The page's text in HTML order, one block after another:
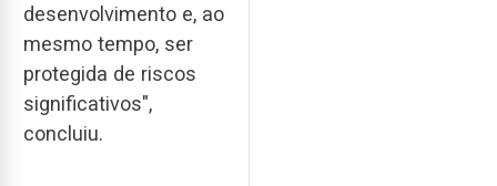
desenvolvimento e, ao
mesmo tempo, ser
protegida de riscos
significativos",
concluiu.